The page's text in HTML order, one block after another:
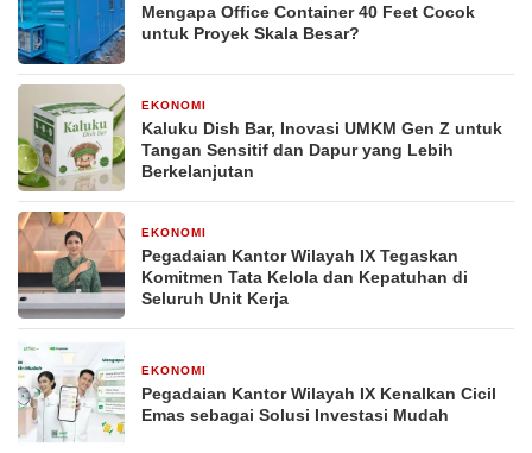
Mengapa Office Container 40 Feet Cocok
untuk Proyek Skala Besar?
EKONOMI
Kaluku Dish Bar, Inovasi UMKM Gen Z untuk
Tangan Sensitif dan Dapur yang Lebih
Berkelanjutan
EKONOMI
Pegadaian Kantor Wilayah IX Tegaskan
Komitmen Tata Kelola dan Kepatuhan di
Seluruh Unit Kerja
EKONOMI
Pegadaian Kantor Wilayah IX Kenalkan Cicil
Emas sebagai Solusi Investasi Mudah